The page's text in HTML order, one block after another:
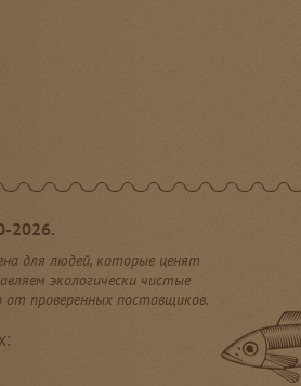
2026.
для людей, которые ценят
экологически чистые
проверенных поставщиков.